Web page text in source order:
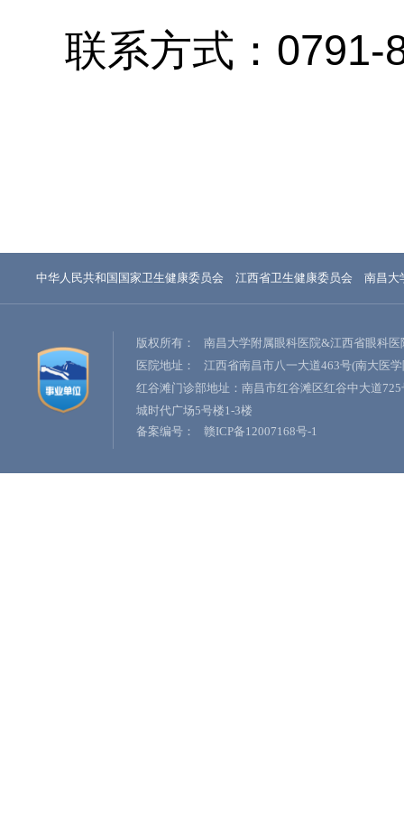
联系方式： 0791-
中华人民共和国国家卫生健康委员会 江西省卫生健康委员会 南昌大
版权所有：
南昌大学附属眼科医院&江西省眼科医
医院地址：
江西省南昌市八一大道463号(南大医
红谷滩门诊部地址：南昌市红谷滩区红谷中大道725
城时代广场5号楼1-3楼
备案编号：
赣ICP备12007168号-1